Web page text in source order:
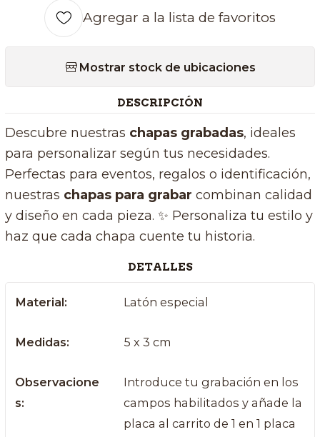
Agregar a la lista de favoritos
Mostrar stock de ubicaciones
DESCRIPCIÓN
Descubre nuestras chapas grabadas, ideales
para personalizar según tus necesidades.
Perfectas para eventos, regalos o identificación,
nuestras chapas para grabar combinan calidad
y diseño en cada pieza. ✨ Personaliza tu estilo y
haz que cada chapa cuente tu historia.
DETALLES
Material: Latón especial
Medidas: 5 x 3 cm
Observacione
s:
Introduce tu grabación en los
campos habilitados y añade la
placa al carrito de 1 en 1 placa